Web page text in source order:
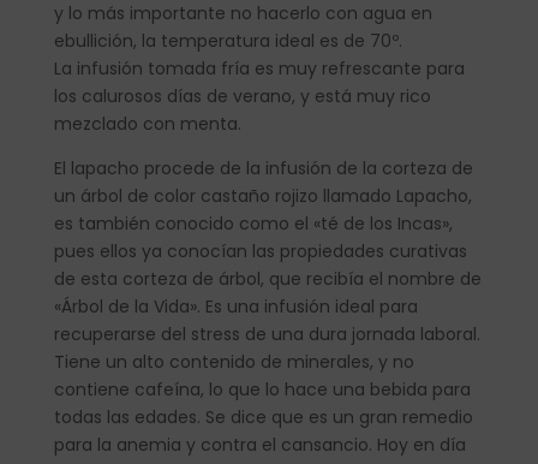
y lo más importante no hacerlo con agua en
ebullición, la temperatura ideal es de 70º.
La infusión tomada fría es muy refrescante para
los calurosos días de verano, y está muy rico
mezclado con menta.
El lapacho procede de la infusión de la corteza de
un árbol de color castaño rojizo llamado Lapacho,
es también conocido como el «té de los Incas»,
pues ellos ya conocían las propiedades curativas
de esta corteza de árbol, que recibía el nombre de
«Árbol de la Vida». Es una infusión ideal para
recuperarse del stress de una dura jornada laboral.
Tiene un alto contenido de minerales, y no
contiene cafeína, lo que lo hace una bebida para
todas las edades. Se dice que es un gran remedio
para la anemia y contra el cansancio. Hoy en día